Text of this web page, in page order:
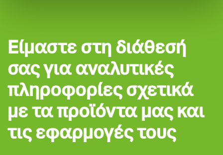
Είμαστε στη διάθεσή
σας για αναλυτικές
πληροφορίες σχετικά
με τα προϊόντα μας και
τις εφαρμογές τους